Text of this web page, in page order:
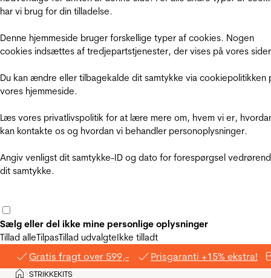
har vi brug for din tilladelse.
Denne hjemmeside bruger forskellige typer af cookies. Nogen
cookies indsættes af tredjepartstjenester, der vises på vores
Du kan ændre eller tilbagekalde dit samtykke via cookiepolitikken
vores hjemmeside.
Læs vores privatlivspolitik for at lære mere om, hvem vi er,
kan kontakte os og hvordan vi behandler personoplysninger.
Angiv venligst dit samtykke-ID og dato for forespørgsel
dit samtykke.
Sælg eller del ikke mine personlige oplysninger
Tillad alleTilpasTillad udvalgteIkke tilladt
Gratis fragt over 599,- Prisgaranti +15% ekstra!
Hjem
>STRIKKEKITS